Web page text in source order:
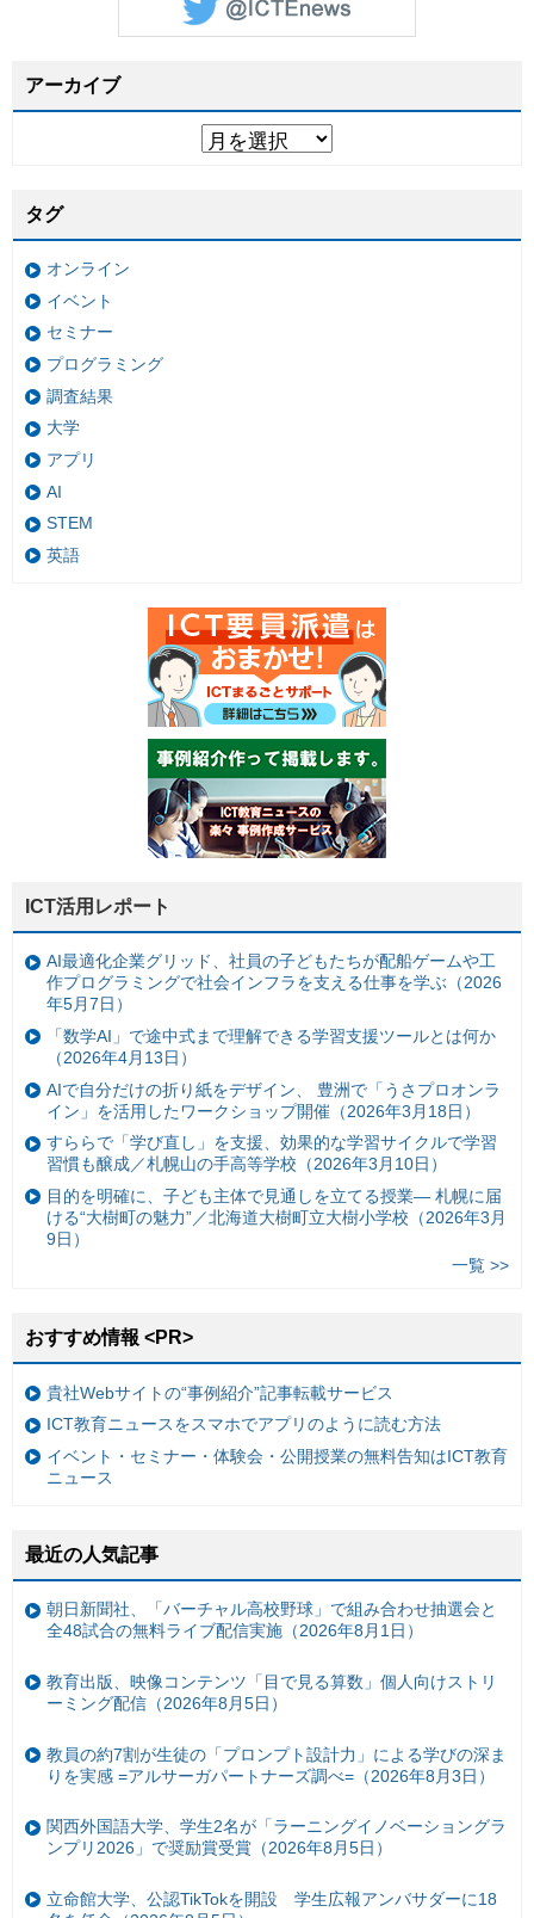
アーカイブ
タグ
オンライン
イベント
セミナー
プログラミング
調査結果
大学
アプリ
AI
STEM
英語
ICT活用レポート
AI最適化企業グリッド、社員の子どもたちが配船ゲームや工
作プログラミングで社会インフラを支える仕事を学ぶ（2026
年5月7日）
「数学AI」で途中式まで理解できる学習支援ツールとは何か
（2026年4月13日）
AIで自分だけの折り紙をデザイン、 豊洲で「うさプロオンラ
イン」を活用したワークショップ開催（2026年3月18日）
すららで「学び直し」を支援、効果的な学習サイクルで学習
習慣も醸成／札幌山の手高等学校（2026年3月10日）
目的を明確に、子ども主体で見通しを立てる授業— 札幌に届
ける“大樹町の魅力”／北海道大樹町立大樹小学校（2026年3月
9日）
一覧 >>
おすすめ情報 <PR>
貴社Webサイトの“事例紹介”記事転載サービス
ICT教育ニュースをスマホでアプリのように読む方法
イベント・セミナー・体験会・公開授業の無料告知はICT教育
ニュース
最近の人気記事
朝日新聞社、「バーチャル高校野球」で組み合わせ抽選会と
全48試合の無料ライブ配信実施（2026年8月1日）
教育出版、映像コンテンツ「目で見る算数」個人向けストリ
ーミング配信（2026年8月5日）
教員の約7割が生徒の「プロンプト設計力」による学びの深ま
りを実感 =アルサーガパートナーズ調べ=（2026年8月3日）
関西外国語大学、学生2名が「ラーニングイノベーショングラ
ンプリ2026」で奨励賞受賞（2026年8月5日）
立命館大学、公認TikTokを開設 学生広報アンバサダーに18